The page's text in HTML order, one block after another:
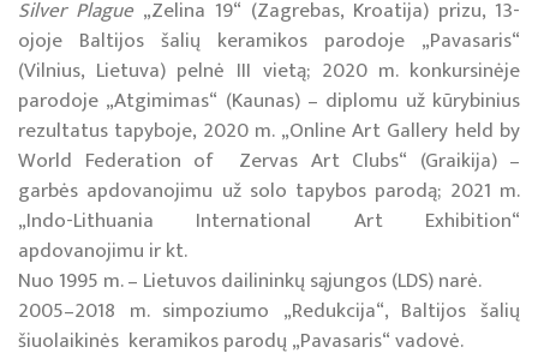
Silver Plague„Zelina 19“ (Zagrebas, Kroatija) prizu, 13-
ojoje Baltijos šalių keramikos parodoje „Pavasaris“
(Vilnius, Lietuva) pelnė III vietą; 2020 m. konkursinėje
parodoje „Atgimimas“ (Kaunas) – diplomu už kūrybinius
rezultatus tapyboje, 2020 m. „Online Art Gallery held by
World Federation of Zervas Art Clubs“ (Graikija) –
garbės apdovanojimu už solo tapybos parodą; 2021 m.
„Indo-Lithuania International Art Exhibition“
apdovanojimu ir kt.
Nuo 1995 m. – Lietuvos dailininkų sąjungos (LDS) narė.
2005–2018 m. simpoziumo „Redukcija“, Baltijos šalių
šiuolaikinės keramikos parodų „Pavasaris“ vadovė.